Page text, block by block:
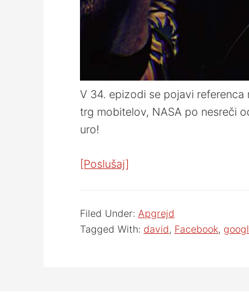
V 34. epizodi se pojavi
trg mobitelov, NASA po nesreči
uro!
[Poslušaj]
Filed Under: Apgrejd
Tagged With: david, Facebook,